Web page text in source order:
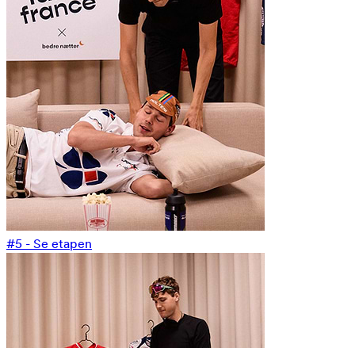
#5 - Se etapen